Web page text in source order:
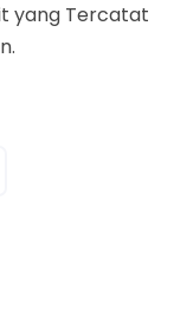
yang Tercatat